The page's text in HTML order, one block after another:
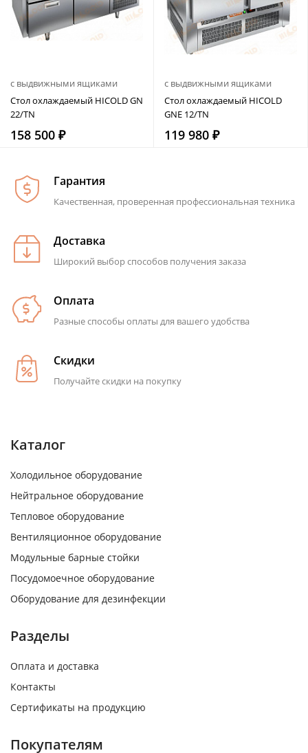
с выдвижными ящиками
Стол охлаждаемый HICOLD GN
22/TN
158 500 ₽
с выдвижными ящиками
Стол охлаждаемый HICOLD
GNE 12/TN
119 980 ₽
Гарантия
Качественная, проверенная профессиональная техника
Доставка
Широкий выбор способов получения заказа
Оплата
Разные способы оплаты для вашего удобства
Скидки
Получайте скидки на покупку
Каталог
Холодильное оборудование
Нейтральное оборудование
Тепловое оборудование
Вентиляционное оборудование
Модульные барные стойки
Посудомоечное оборудование
Оборудование для дезинфекции
Разделы
Оплата и доставка
Контакты
Сертификаты на продукцию
Покупателям